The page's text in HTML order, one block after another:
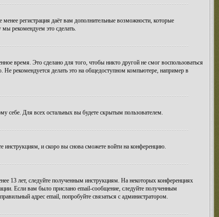
регистрация даёт вам дополнительные возможности, которые
рекомендуем это сделать.
время. Это сделано для того, чтобы никто другой не смог воспользоваться
рекомендуется делать это на общедоступном компьютере, например в
себе. Для всех остальных вы будете скрытым пользователем.
инструкциям, и скоро вы снова сможете войти на конференцию.
13 лет, следуйте полученным инструкциям. На некоторых конференциях
Если вам было прислано email-сообщение, следуйте полученным
адрес email, попробуйте связаться с администратором.